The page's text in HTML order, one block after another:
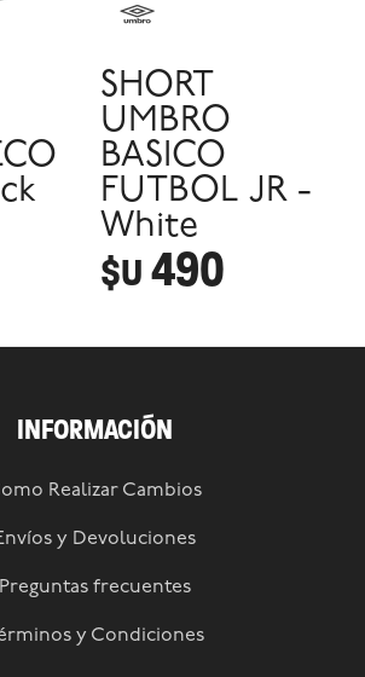
SHORT
UMBRO
BASICO
FUTBOL JR -
White
$U 490
INFORMACIÓN
Realizar Cambios
y Devoluciones
Preguntas frecuentes
y Condiciones